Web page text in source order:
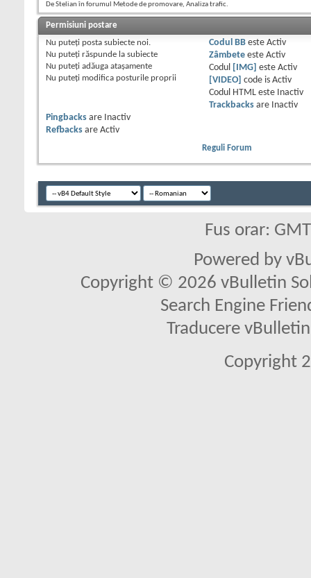
De Stelian în forumul Metode de promovare, Analiza trafic.
Permisiuni postare
Nu puteţi posta subiecte noi.
Nu puteţi răspunde la subiecte
Nu puteţi adăuga ataşamente
Nu puteţi modifica posturile proprii
Codul BBeste Activ
Zâmbeteeste Activ
Codul
[IMG] este Activ
[VIDEO] code is Activ
Codul HTML este
Inactiv
Trackbacksare
Inactiv
Pingbacks are
Inactiv
Refbacks are Activ
Reguli Forum
Fus orar:
Powered by
Copyright © 2026 vBulletin
Search Engine
Traducere
Copyright